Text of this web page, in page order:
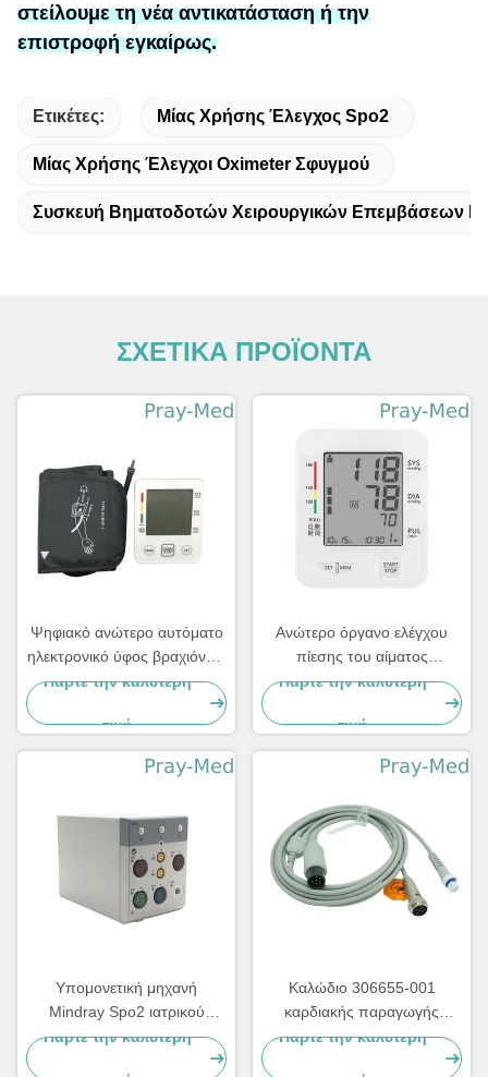
στείλουμε τη νέα αντικατάσταση ή την
επιστροφή εγκαίρως.
Ετικέτες: Μίας Χρήσης Έλεγχος Spo2
Μίας Χρήσης Έλεγχοι Oximeter Σφυγμού
Συσκευή Βηματοδοτών Χειρουργικών Επεμβάσεων
ΣΧΕΤΙΚΑ ΠΡΟΪΟΝΤΑ
Ψηφιακό ανώτερο αυτόματο
ηλεκτρονικό ύφος βραχιόνων
οργάνων ελέγχου πίεσης του
Πάρτε την καλύτερη
τιμή
Ανώτερο όργανο ελέγχου
πίεσης του αίματος
βραχιόνων εγχώριας χρήσης
με την υπερβολικά μεγάλη
μανσέτα
Πάρτε την καλύτερη
τιμή
Υπομονετική μηχανή
Mindray Spo2 ιατρικού
εξοπλισμού τεχνολογίας
Πάρτε την καλύτερη
Καλώδιο 306655-001
καρδιακής παραγωγής
Trulink ιατρικού εξοπλισμού
Πάρτε την καλύτερη